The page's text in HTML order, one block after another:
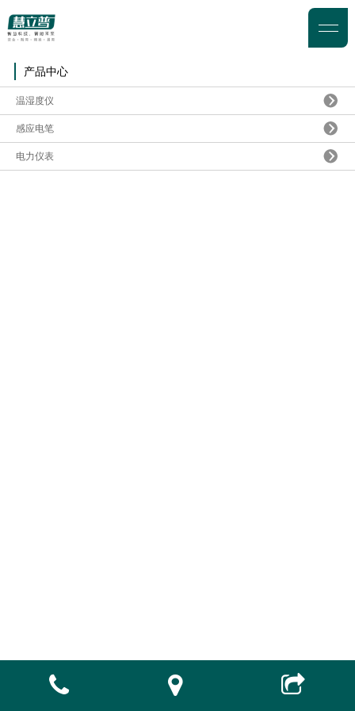
产品中心
温湿度仪
感应电笔
电力仪表